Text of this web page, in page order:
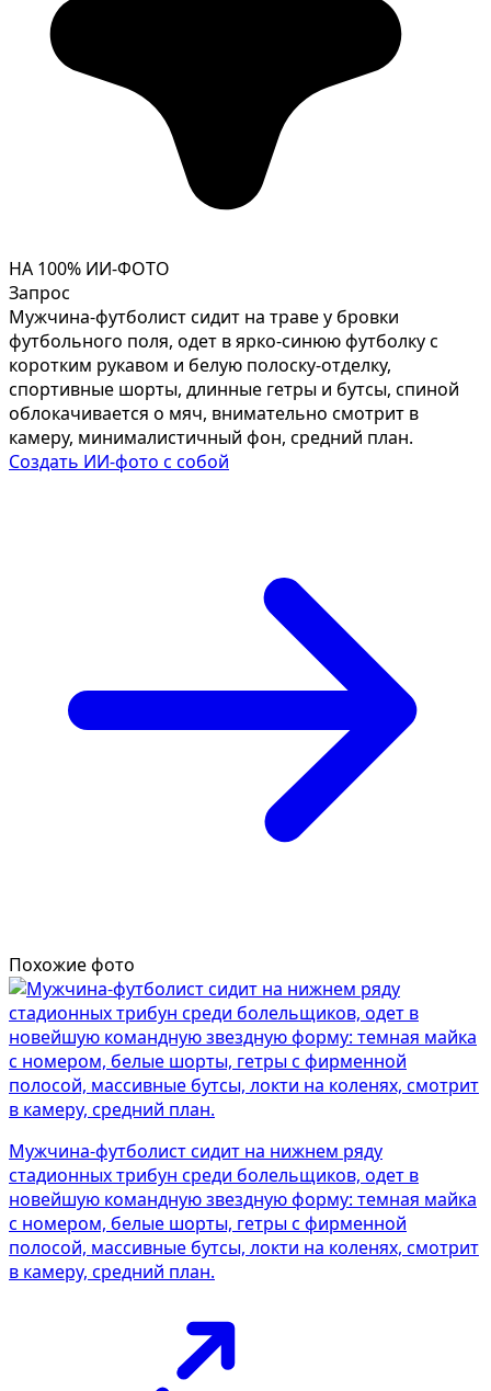
НА 100% ИИ-ФОТО
Запрос
Мужчина-футболист сидит на траве у бровки
футбольного поля, одет в ярко-синюю футболку с
коротким рукавом и белую полоску-отделку,
спортивные шорты, длинные гетры и бутсы, спиной
облокачивается о мяч, внимательно смотрит в
камеру, минималистичный фон, средний план.
Создать ИИ-фото с собой
Похожие фото
Мужчина-футболист сидит на нижнем ряду
стадионных трибун среди болельщиков, одет в
новейшую командную звездную форму: темная майка
с номером, белые шорты, гетры с фирменной
полосой, массивные бутсы, локти на коленях, смотрит
в камеру, средний план.